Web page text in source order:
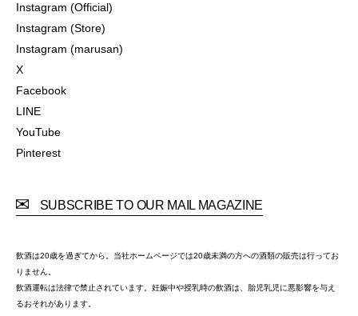
Instagram (Official)
Instagram (Store)
Instagram (marusan)
X
Facebook
LINE
YouTube
Pinterest
SUBSCRIBE TO OUR MAIL MAGAZINE
飲酒は20歳を過ぎてから。当社ホームページでは20歳未満の方への酒類の販売は行ってお
りません。
飲酒運転は法律で禁止されています。妊娠中や授乳時の飲酒は、胎児乳児に悪影響を与え
るおそれがあります。